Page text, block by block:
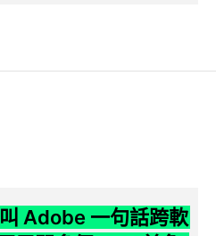
Adobe 一句話跨軟